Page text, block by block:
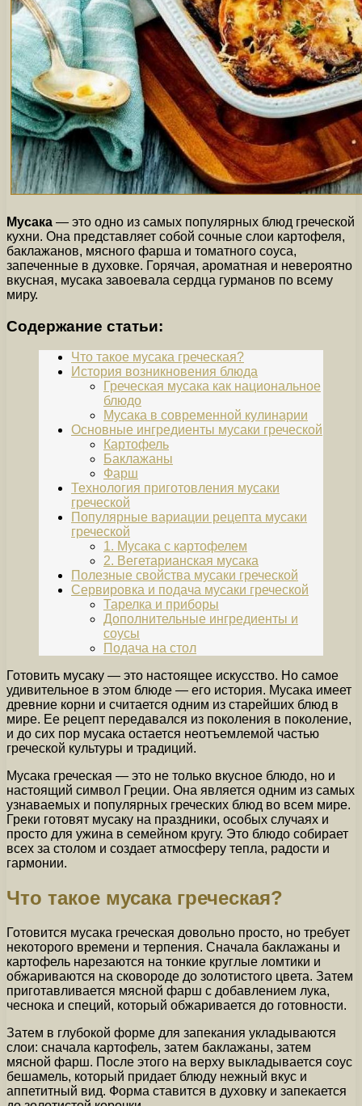
Мусака — это одно из самых популярных блюд греческой
кухни. Она представляет собой сочные слои картофеля,
баклажанов, мясного фарша и томатного соуса,
запеченные в духовке. Горячая, ароматная и невероятно
вкусная, мусака завоевала сердца гурманов по всему
миру.
Содержание статьи:
Что такое мусака греческая?
История возникновения блюда
Греческая мусака как национальное
блюдо
Мусака в современной кулинарии
Основные ингредиенты мусаки греческой
Картофель
Баклажаны
Фарш
Технология приготовления мусаки
греческой
Популярные вариации рецепта мусаки
греческой
1. Мусака с картофелем
2. Вегетарианская мусака
Полезные свойства мусаки греческой
Сервировка и подача мусаки греческой
Тарелка и приборы
Дополнительные ингредиенты и
соусы
Подача на стол
Готовить мусаку — это настоящее искусство. Но самое
удивительное в этом блюде — его история. Мусака имеет
древние корни и считается одним из старейших блюд в
мире. Ее рецепт передавался из поколения в поколение,
и до сих пор мусака остается неотъемлемой частью
греческой культуры и традиций.
Мусака греческая — это не только вкусное блюдо, но и
настоящий символ Греции. Она является одним из самых
узнаваемых и популярных греческих блюд во всем мире.
Греки готовят мусаку на праздники, особых случаях и
просто для ужина в семейном кругу. Это блюдо собирает
всех за столом и создает атмосферу тепла, радости и
гармонии.
Что такое мусака греческая?
Готовится мусака греческая довольно просто, но требует
некоторого времени и терпения. Сначала баклажаны и
картофель нарезаются на тонкие круглые ломтики и
обжариваются на сковороде до золотистого цвета. Затем
приготавливается мясной фарш с добавлением лука,
чеснока и специй, который обжаривается до готовности.
Затем в глубокой форме для запекания укладываются
слои: сначала картофель, затем баклажаны, затем
мясной фарш. После этого на верху выкладывается соус
бешамель, который придает блюду нежный вкус и
аппетитный вид. Форма ставится в духовку и запекается